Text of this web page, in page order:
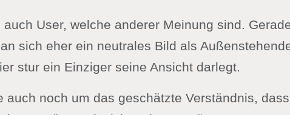
auch User, welche anderer Meinung sind.
sich eher ein neutrales Bild als
stur ein Einziger seine Ansicht darlegt.
auch noch um das geschätzte Verständnis,